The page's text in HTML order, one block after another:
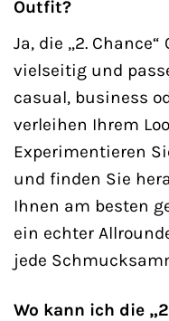
Outfit?
Ja, die „2.
vielseitig und
casual, business
verleihen Ihrem
Experimentieren
und finden Sie
Ihnen am besten
ein echter
jede
Wo kann ich die